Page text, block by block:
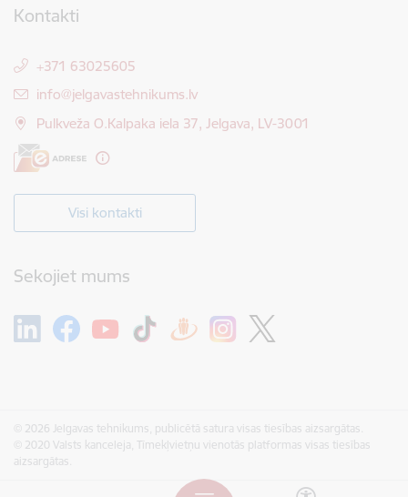
Kontakti
+371 63025605
E-pasts:
info@jelgavastehnikums.lv
Pulkveža O.Kalpaka iela 37, Jelgava, LV-3001
Visi kontakti
Sekojiet mums
© 2026 Jelgavas tehnikums, publicētā satura visas tiesības aizsargātas.
© 2020 Valsts kanceleja, Tīmekļvietņu vienotās platformas visas tiesības
aizsargātas.